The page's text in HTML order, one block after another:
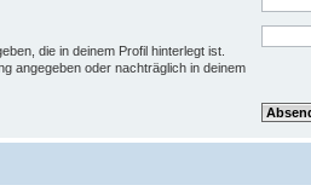
die in deinem Profil hinterlegt ist.
angegeben oder nachträglich in deinem